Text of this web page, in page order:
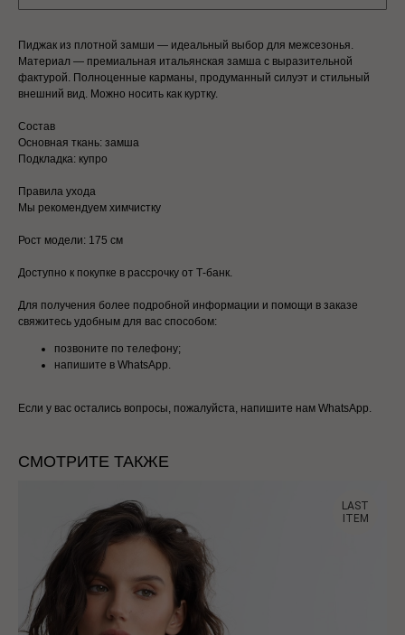
Пиджак из плотной замши — идеальный выбор для межсезонья.
Материал — премиальная итальянская замша с выразительной
фактурой. Полноценные карманы, продуманный силуэт и стильный
внешний вид. Можно носить как куртку.
Состав
Основная ткань: замша
Подкладка: купро
Правила ухода
Мы рекомендуем химчистку
Рост модели: 175 см
Доступно к покупке в рассрочку от Т-банк.
Для получения более подробной информации и помощи в заказе
свяжитесь удобным для вас способом:
позвоните по телефону;
напишите в WhatsApp.
Если у вас остались вопросы, пожалуйста, напишите нам WhatsApp.
СМОТРИТЕ ТАКЖЕ
LAST
ITEM